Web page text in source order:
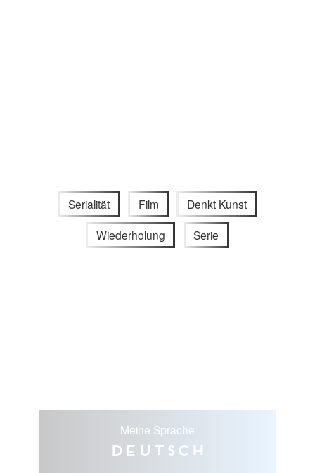
Serialität Film Denkt Kunst
Wiederholung Serie
Meine Sprache
Deutsch